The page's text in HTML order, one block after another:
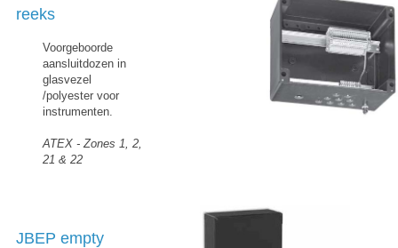
reeks
Voorgeboorde
aansluitdozen in
glasvezel
/polyester voor
instrumenten.
ATEX - Zones 1, 2,
21 & 22
JBEP empty